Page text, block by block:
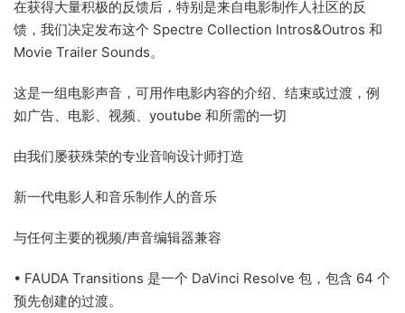
在获得大量积极的反馈后，特别是来自电影制作人社区的反
馈，我们决定发布这个 Spectre Collection Intros&Outros 和
Movie Trailer Sounds。
这是一组电影声音，可用作电影内容的介绍、结束或过渡，例
如广告、电影、视频、youtube 和所需的一切
由我们屡获殊荣的专业音响设计师打造
新一代电影人和音乐制作人的音乐
与任何主要的视频/声音编辑器兼容
• FAUDA Transitions 是一个 DaVinci Resolve 包，包含 64 个
预先创建的过渡。